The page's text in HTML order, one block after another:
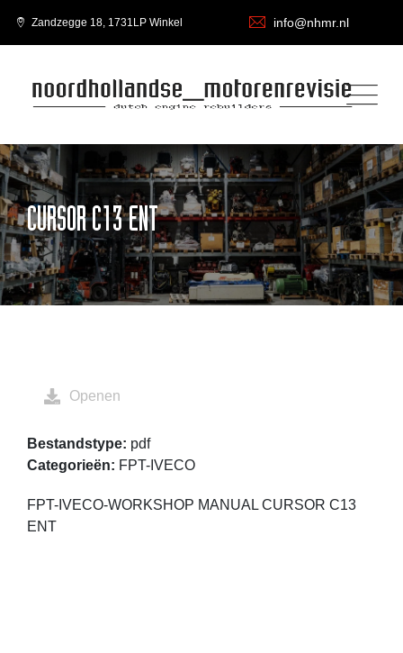
Zandzegge 18, 1731LP Winkel info@nhmr.nl
CURSOR C13 ENT
FPT-IVECO-WORKSHOP MANUAL CURSOR C13
ENT
Openen
Bestandstype: pdf
Categorieën: FPT-IVECO